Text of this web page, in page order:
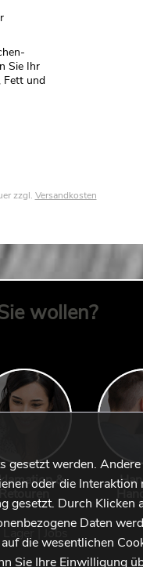
Sie Ihr
Fett und
zzgl. Versandkosten
wollen?
&
Jobs
gesetzt werden. Andere
oder die Interaktion
gesetzt. Durch Klicken
Daten
die wesentlichen
Sie Ihre Einwilligung